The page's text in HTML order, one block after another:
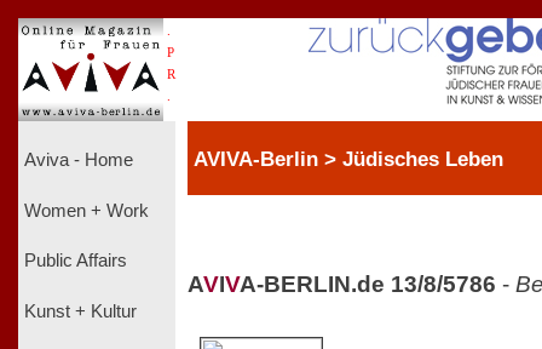
P
R
Aviva - Home
Women + Work
Public Affairs
Kunst + Kultur
AVIVA-Berlin > Jüdisches Leben
AVIVA-BERLIN.de 13/8/5786 -